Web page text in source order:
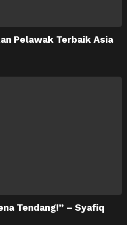
Pelawak Terbaik Asia
Tendang!” – Syafiq